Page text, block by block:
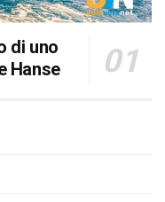
di uno
Hanse